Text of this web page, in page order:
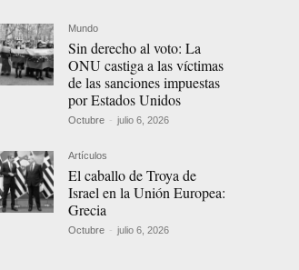
Mundo
Sin derecho al voto: La
ONU castiga a las víctimas
de las sanciones impuestas
por Estados Unidos
Octubre - julio 6, 2026
Artículos
El caballo de Troya de
Israel en la Unión Europea:
Grecia
Octubre - julio 6, 2026